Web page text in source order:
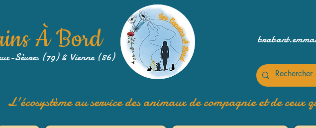
À Bord
Sèvres (79) & Vienne (86)
L'écosystème au service des animaux de compagnie et de ceux